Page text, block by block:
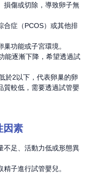
損傷或切除，導致卵子無
合症（PCOS）或其他排
巢功能或子宮環境。
能逐漸下降，希望透過試
於2以下，代表卵巢的卵
質較低，需要透過試管嬰
因素
不足、活動力低或形態異
精子進行試管嬰兒。